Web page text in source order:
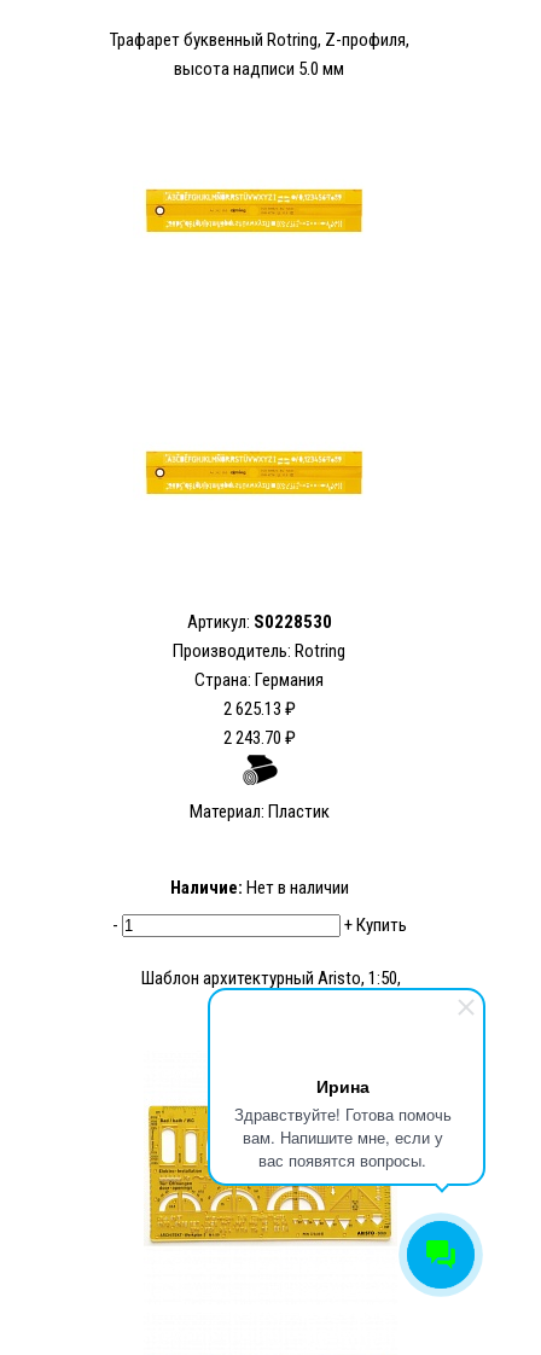
Ирина
Здравствуйте! Готова помочь
вам. Напишите мне, если у
вас появятся вопросы.
Трафарет буквенный Rotring, Z-профиля,
высота надписи 5.0 мм
Артикул: S0228530
Производитель: Rotring
Страна: Германия
2 625.13 ₽
2 243.70 ₽
Материал: Пластик
Наличие: Нет в наличии
-
+Купить
Шаблон архитектурный Aristo, 1:50,